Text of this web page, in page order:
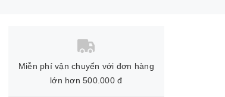
Miễn phí vận chuyển với đơn hàng
lớn hơn 500.000 đ